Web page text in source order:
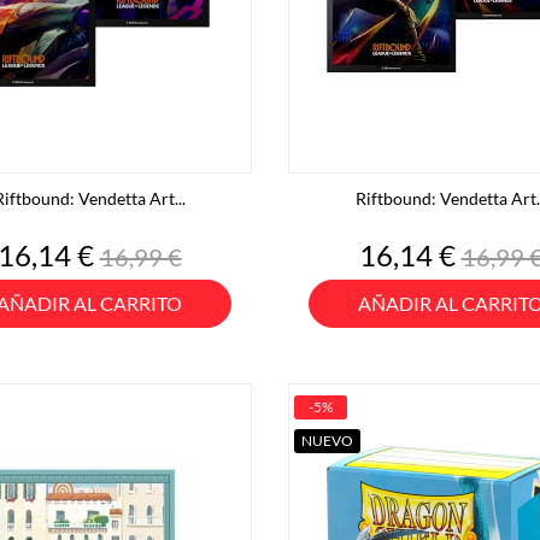
Vendetta Art...
Precio
16,14 €Precio
base
16,99 €
AL CARRITO
Riftbound: Vendetta
Precio
16,14 €
base
16,99
AÑADIR AL
-5%
NUEVO